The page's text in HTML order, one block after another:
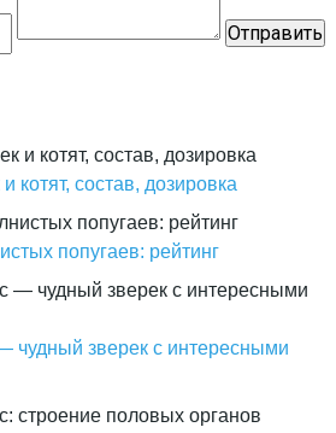
котят, состав, дозировка
попугаев: рейтинг
зверек с интересными